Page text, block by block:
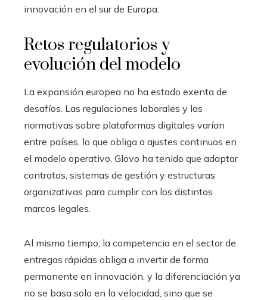
innovación en el sur de Europa.
Retos regulatorios y
evolución del modelo
La expansión europea no ha estado exenta de
desafíos. Las regulaciones laborales y las
normativas sobre plataformas digitales varían
entre países, lo que obliga a ajustes continuos en
el modelo operativo. Glovo ha tenido que adaptar
contratos, sistemas de gestión y estructuras
organizativas para cumplir con los distintos
marcos legales.
Al mismo tiempo, la competencia en el sector de
entregas rápidas obliga a invertir de forma
permanente en innovación, y la diferenciación ya
no se basa solo en la velocidad, sino que se